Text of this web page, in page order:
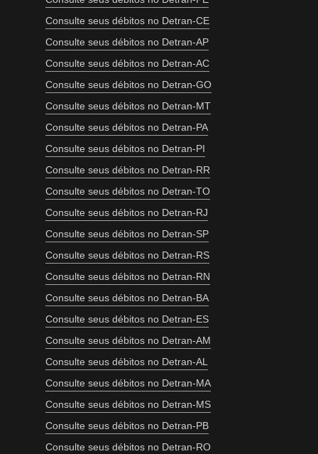
Consulte seus débitos no Detran-CE
Consulte seus débitos no Detran-AP
Consulte seus débitos no Detran-AC
Consulte seus débitos no Detran-GO
Consulte seus débitos no Detran-MT
Consulte seus débitos no Detran-PA
Consulte seus débitos no Detran-PI
Consulte seus débitos no Detran-RR
Consulte seus débitos no Detran-TO
Consulte seus débitos no Detran-RJ
Consulte seus débitos no Detran-SP
Consulte seus débitos no Detran-RS
Consulte seus débitos no Detran-RN
Consulte seus débitos no Detran-BA
Consulte seus débitos no Detran-ES
Consulte seus débitos no Detran-AM
Consulte seus débitos no Detran-AL
Consulte seus débitos no Detran-MA
Consulte seus débitos no Detran-MS
Consulte seus débitos no Detran-PB
Consulte seus débitos no Detran-RO